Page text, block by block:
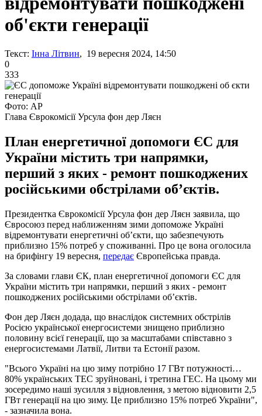
об'єкти генерації
Текст: Інна Літвин, 19 вересня 2024, 14:50
0
333
Фото: АР
Глава Єврокомісії Урсула фон дер Ляєн
План енергетичної допомоги ЄС для
України містить три напрямки,
перший з яких - ремонт пошкоджених
російськими обстрілами об’єктів.
Президентка Єврокомісії Урсула фон дер Ляєн заявила, що
Євросоюз перед наближенням зими допоможе Україні
відремонтувати енергетичні об’єкти, що забезпечують
приблизно 15% потреб у споживанні. Про це вона оголосила
на брифінгу 19 вересня, передає Європейська правда.
За словами глави ЄК, план енергетичної допомоги ЄС для
України містить три напрямки, перший з яких - ремонт
пошкоджених російськими обстрілами об’єктів.
Фон дер Ляєн додада, що внаслідок системних обстрілів
Росією української енергосистеми знищено приблизно
половину всієї генерації, що за масштабами співставно з
енергосистемами Латвії, Литви та Естонії разом.
"Всього Україні на цю зиму потрібно 17 ГВт потужності…
80% українських ТЕС зруйновані, і третина ГЕС. На цьому ми
зосередимо наші зусилля з відновлення, з метою відновити 2,5
ГВт генерації на цю зиму. Це приблизно 15% потреб України",
- зазначила вона.